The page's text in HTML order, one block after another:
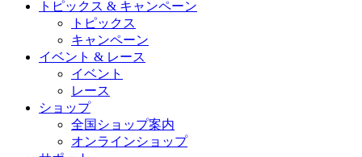
トピックス & キャンペーン
トピックス
キャンペーン
イベント & レース
イベント
レース
ショップ
全国ショップ案内
オンラインショップ